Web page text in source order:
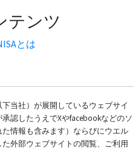
テンツ
とは
当社）が展開しているウェブサイ
認したうえでXやfacebookなどのソ
情報も含みます）ならびにウエル
外部ウェブサイトの閲覧、ご利用